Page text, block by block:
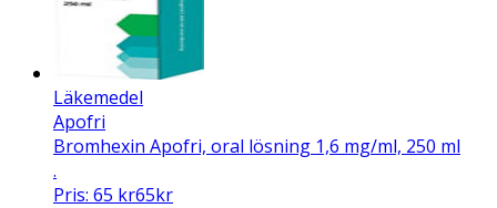
Läkemedel
Apofri
Bromhexin Apofri, oral lösning 1,6 mg/ml, 250 ml
.
Pris: 65 kr65kr